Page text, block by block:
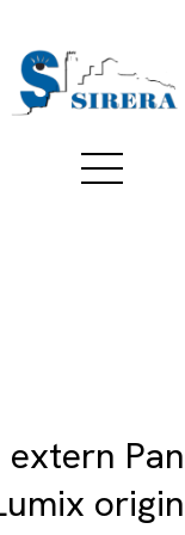
extern